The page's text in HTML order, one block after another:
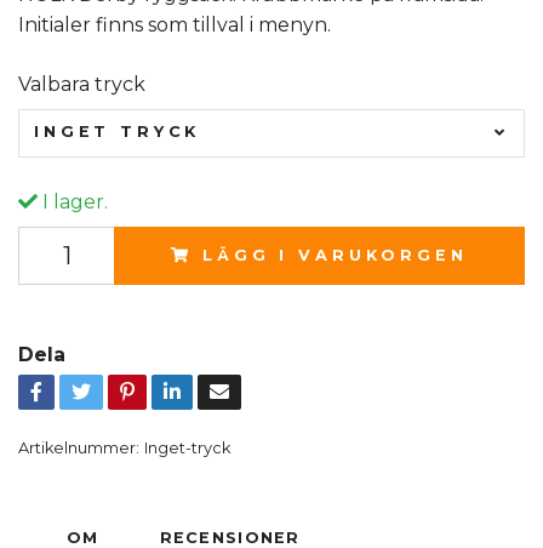
Initialer finns som tillval i menyn.
Valbara tryck
INGET TRYCK
I lager.
LÄGG I VARUKORGEN
Dela
Artikelnummer: Inget-tryck
OM RECENSIONER